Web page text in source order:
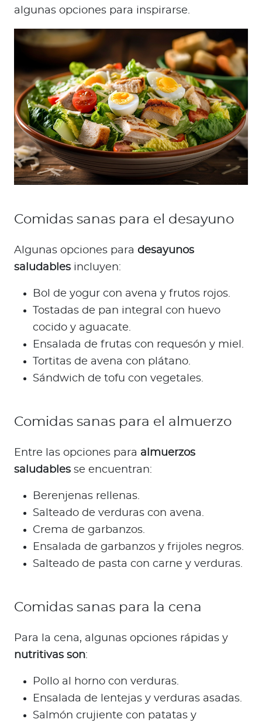
algunas opciones para inspirarse.
Comidas sanas para el desayuno
Algunas opciones para desayunos
saludables incluyen:
Bol de yogur con avena y frutos rojos.
Tostadas de pan integral con huevo
cocido y aguacate.
Ensalada de frutas con requesón y miel.
Tortitas de avena con plátano.
Sándwich de tofu con vegetales.
Comidas sanas para el almuerzo
Entre las opciones para almuerzos
saludables se encuentran:
Berenjenas rellenas.
Salteado de verduras con avena.
Crema de garbanzos.
Ensalada de garbanzos y frijoles negros.
Salteado de pasta con carne y verduras.
Comidas sanas para la cena
Para la cena, algunas opciones rápidas y
nutritivas son:
Pollo al horno con verduras.
Ensalada de lentejas y verduras asadas.
Salmón crujiente con patatas y